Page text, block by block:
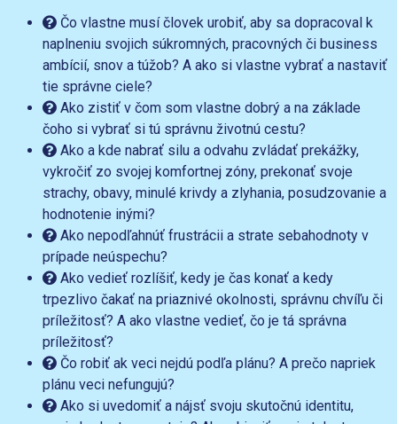
Čo vlastne musí človek urobiť, aby sa dopracoval k
naplneniu svojich súkromných, pracovných či business
ambícií, snov a túžob? A ako si vlastne vybrať a nastaviť
tie správne ciele?
Ako zistiť v čom som vlastne dobrý a na základe
čoho si vybrať si tú správnu životnú cestu?
Ako a kde nabrať silu a odvahu zvládať prekážky,
vykročiť zo svojej komfortnej zóny, prekonať svoje
strachy, obavy, minulé krivdy a zlyhania, posudzovanie a
hodnotenie inými?
Ako nepodľahnúť frustrácii a strate sebahodnoty v
prípade neúspechu?
Ako vedieť rozlíšiť, kedy je čas konať a kedy
trpezlivo čakať na priaznivé okolnosti, správnu chvíľu či
príležitosť? A ako vlastne vedieť, čo je tá správna
príležitosť?
Čo robiť ak veci nejdú podľa plánu? A prečo napriek
plánu veci nefungujú?
Ako si uvedomiť a nájsť svoju skutočnú identitu,